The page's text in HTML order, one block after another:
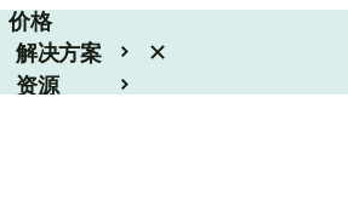
价格
解决方案
资源